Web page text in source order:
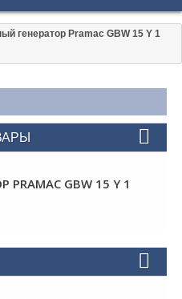
генератор Pramac GBW 15 Y 1
GBW 15 Y 1